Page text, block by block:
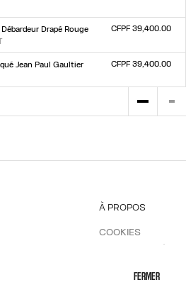
LXLXXL
Drapé Rouge
XL XXL
CFPF 39,400.00
Jean Paul Gaultier
LXLXXL
CFPF 39,400.00
DE VENTES
À PROPOS
COOKIES
FERMER